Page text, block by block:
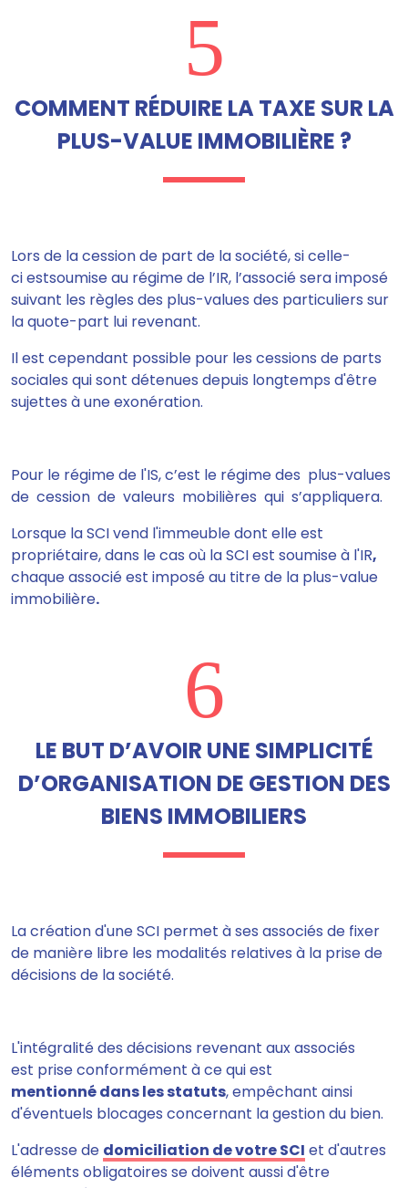
5
COMMENT RÉDUIRE LA TAXE SUR LA
PLUS-VALUE IMMOBILIÈRE ?
Lors de la cession de part de la société,si celle-
ci estsoumise au régime de l’IR, l’associé sera imposé
suivant les règles des plus-values des particuliers sur
la quote-part lui revenant.
Il est cependant possible pour les cessions de parts
sociales qui sont détenues depuis longtemps d'être
sujettes à une exonération.
Pour le régime de l'IS, c’est le régime des plus-values
de cession de valeurs mobilières qui s’appliquera.
Lorsque la SCI vend l'immeuble dont elle est
propriétaire, dans le cas où la SCI est soumise à l'IR,
chaque associé est imposé au titre de la plus-value
immobilière.
6
LE BUT D’AVOIR UNE SIMPLICITÉ
D’ORGANISATION DE GESTION DES
BIENS IMMOBILIERS
La création d'une SCI permet à ses associés de fixer
de manière libre les modalités relatives à la prise de
décisions de la société.
L'intégralité des décisions revenant aux associés
est prise conformément à ce qui est
mentionné dans les statuts, empêchant ainsi
d'éventuels blocages concernant la gestion du bien.
L'adresse de domiciliation de votre SCI et d'autres
éléments obligatoires se doivent aussi d'être